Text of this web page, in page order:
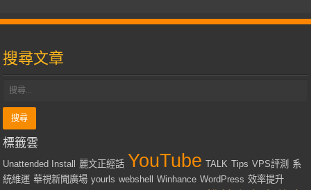
搜尋文章
標籤雲
Unattended Install 麗文正經話 YouTube TALK Tips VPS評測 系
統維運 華視新聞廣場 yourls webshell Winhance WordPress 效率提升